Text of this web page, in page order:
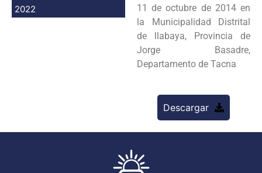
2022
11 de octubre de 2014 en
la Municipalidad Distrital
de llabaya, Provincia de
Jorge Basadre,
Departamento de Tacna
Descargar